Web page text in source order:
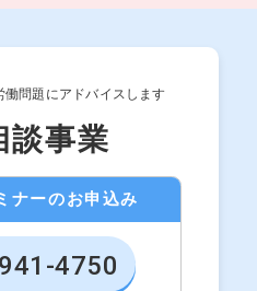
問題にアドバイスします
談事業
ナーのお申込み
4750